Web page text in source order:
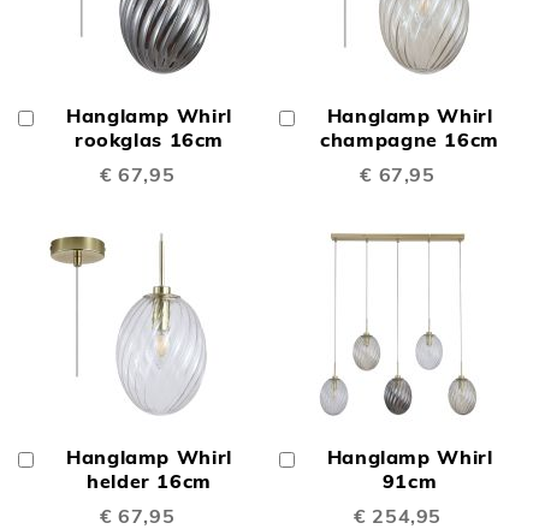
Hanglamp Whirl
rookglas 16cm
€ 67,95
Winkelwagen
Hanglamp Whirl
champagne 16cm
€ 67,95
Winkelwagen
Hanglamp Whirl
helder 16cm
€ 67,95
Winkelwagen
Hanglamp Whirl
91cm
€ 254,95
Winkelwagen